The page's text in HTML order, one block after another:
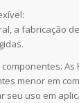
a fabricação
As
menor em
seu uso em